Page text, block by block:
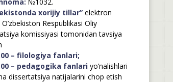
xorijiy tillar”elektron
Respublikasi Oliy
komissiyasi tomonidan tavsiya
– filologiya fanlari;
– pedagogika fanlariyo’nalishlari
dissertatsiya natijalarini chop etish